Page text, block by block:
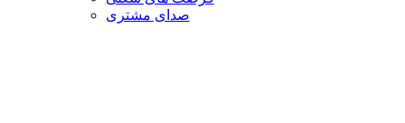
صدای مشتری